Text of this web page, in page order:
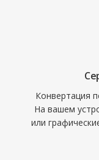
Конвертация
На вашем
или